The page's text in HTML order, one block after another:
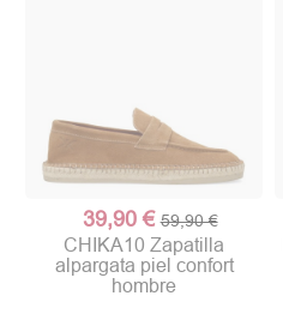
39,90 € 59,90 €
CHIKA10 Zapatilla
alpargata piel confort
hombre